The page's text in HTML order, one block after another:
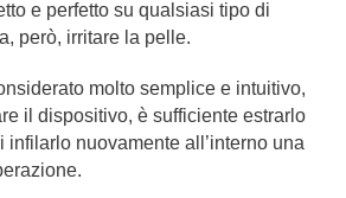
e perfetto su qualsiasi tipo di
però, irritare la pelle.
molto semplice e intuitivo,
il dispositivo, è sufficiente estrarlo
infilarlo nuovamente all’interno una